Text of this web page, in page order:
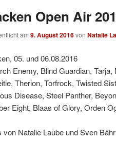
Open Air
am 9. August 2016von Natalie
05. und 06.08.2016
Enemy, Blind Guardian,
Therion, Torfrock, Twisted
Disease, Steel Panther,
Eight, Blaas of Glory, Orden
von Natalie Laube und Sven Bähr